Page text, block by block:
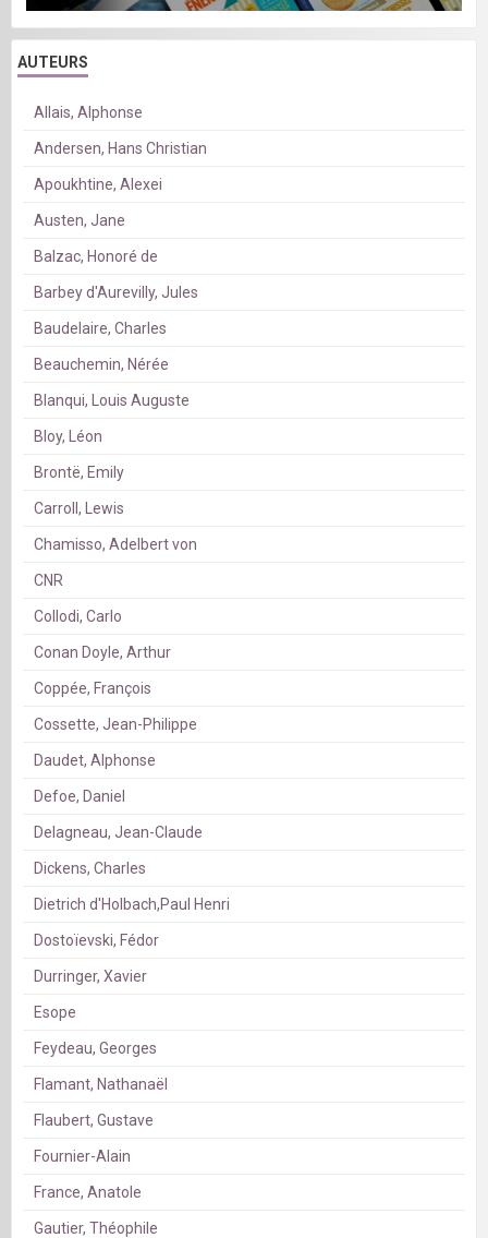
AUTEURS
Allais, Alphonse
Andersen, Hans Christian
Apoukhtine, Alexei
Austen, Jane
Balzac, Honoré de
Barbey d'Aurevilly, Jules
Baudelaire, Charles
Beauchemin, Nérée
Blanqui, Louis Auguste
Bloy, Léon
Brontë, Emily
Carroll, Lewis
Chamisso, Adelbert von
CNR
Collodi, Carlo
Conan Doyle, Arthur
Coppée, François
Cossette, Jean-Philippe
Daudet, Alphonse
Defoe, Daniel
Delagneau, Jean-Claude
Dickens, Charles
Dietrich d'Holbach,Paul Henri
Dostoïevski, Fédor
Durringer, Xavier
Esope
Feydeau, Georges
Flamant, Nathanaël
Flaubert, Gustave
Fournier-Alain
France, Anatole
Gautier, Théophile